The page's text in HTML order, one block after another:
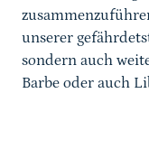
unserer
sondern auch
Barbe oder auch